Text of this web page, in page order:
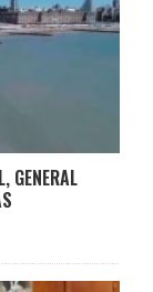
GENERAL